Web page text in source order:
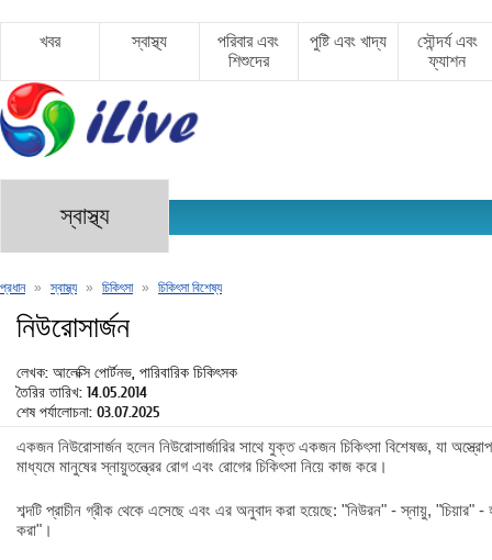
খবর স্বাস্থ্য
পরিবার এবং
শিশুদের
পুষ্টি এবং খাদ্য
সৌন্দর্য এবং
ফ্যাশন
স্বাস্থ্য
প্রধান » স্বাস্থ্য » চিকিৎসা » চিকিৎসা বিশেষ্য
নিউরোসার্জন
লেখক: আলেক্সি পোর্টনভ, পারিবারিক চিকিৎসক
তৈরির তারিখ: 14.05.2014
শেষ পর্যালোচনা: 03.07.2025
একজন নিউরোসার্জন হলেন নিউরোসার্জারির সাথে যুক্ত একজন চিকিৎসা বিশেষজ্ঞ, যা
মাধ্যমে মানুষের স্নায়ুতন্ত্রের রোগ এবং রোগের চিকিৎসা নিয়ে কাজ করে।
শব্দটি প্রাচীন গ্রীক থেকে এসেছে এবং এর অনুবাদ করা হয়েছে: "নিউরন" - স্নায়ু, "চিয়ার"
করা"।